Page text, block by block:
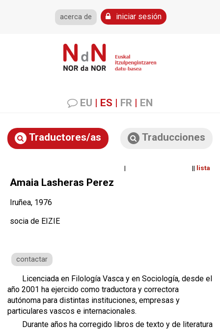
acerca de iniciar sesión
EU | ES | FR | EN
Traductores/as Traducciones
| || lista
Amaia Lasheras Perez
Iruñea, 1976
socia de EIZIE
contactar
Licenciada en Filología Vasca y en Sociología, desde el
año 2001 ha ejercido como traductora y correctora
autónoma para distintas instituciones, empresas y
particulares vascos e internacionales.
Durante años ha corregido libros de texto y de literatura